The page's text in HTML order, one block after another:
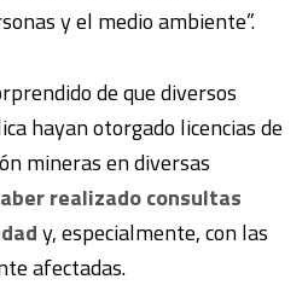
y el medio ambiente”.
de que diversos
hayan otorgado licencias de
mineras en diversas
realizado consultas
y, especialmente, con las
afectadas.